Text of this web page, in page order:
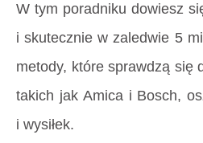
W tym poradniku dowiesz
i skutecznie w zaledwie 5
metody, które sprawdzą się
takich jak Amica i Bosch,
i wysiłek.